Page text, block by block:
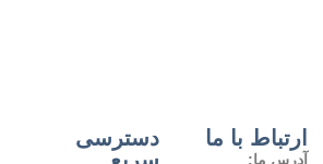
ارتباط با ما
آدرس ما:
دسترسی